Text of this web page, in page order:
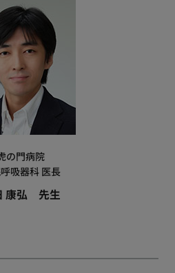
の門病院
吸器科 医長
康弘 先生